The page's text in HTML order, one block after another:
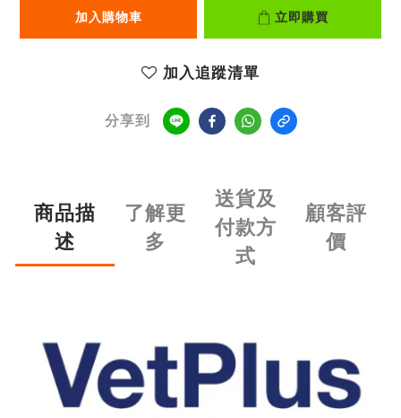
加入購物車 立即購買
加入追蹤清單
分享到
商品描
述
了解更
多
送貨及
付款方
式
顧客評
價